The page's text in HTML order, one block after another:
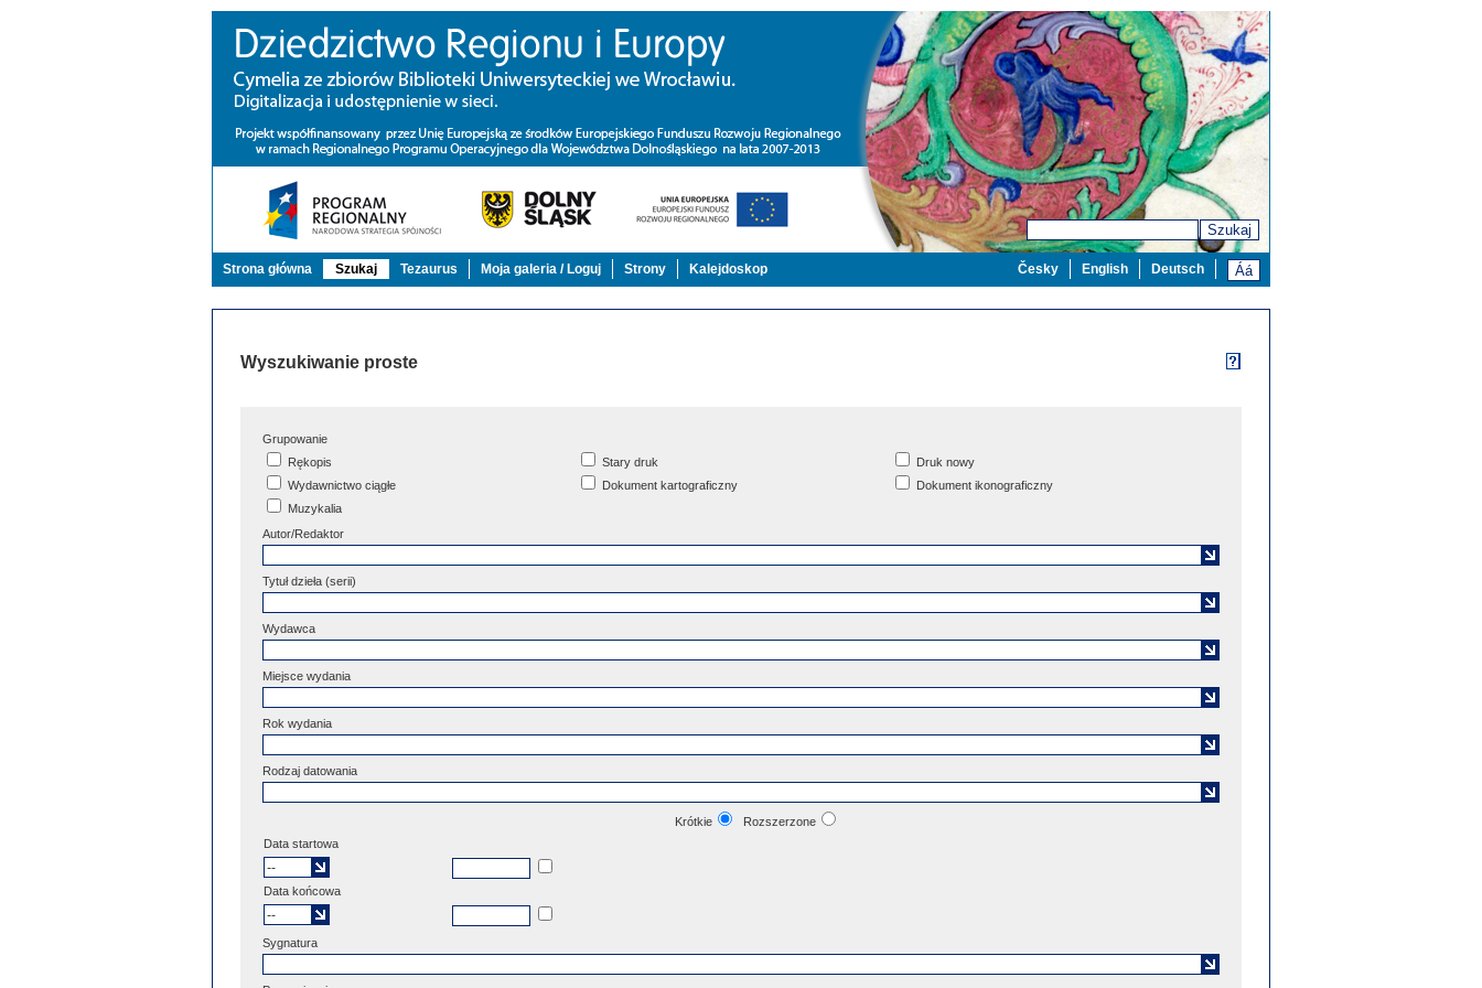
Szukaj
Strona główna Szukaj Tezaurus Moja galeria / Loguj Strony Kalejdoskop Deutsch
English
Česky
Wyszukiwanie proste
Grupowanie
Rękopis
Stary druk
Druk nowy
Wydawnictwo ciągłe
Dokument kartograficzny
Dokument ikonograficzny
Muzykalia
Autor/Redaktor
Tytuł dzieła (serii)
Wydawca
Miejsce wydania
Rok wydania
Rodzaj datowania
Krótkie
Rozszerzone
Data startowa
Data końcowa
Sygnatura